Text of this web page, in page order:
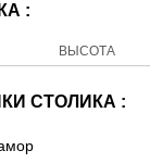
:
ВЫСОТА
СТОЛИКА :